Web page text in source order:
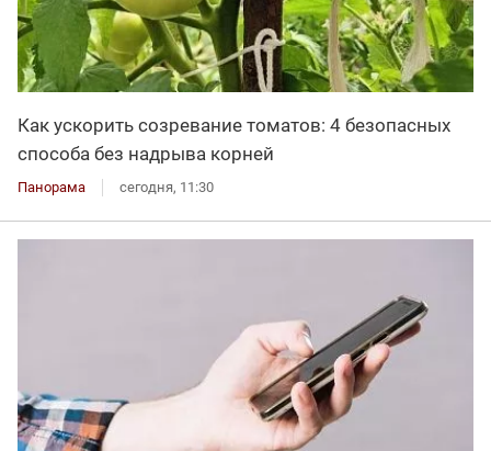
Как ускорить созревание томатов: 4 безопасных
способа без надрыва корней
Панорама сегодня, 11:30